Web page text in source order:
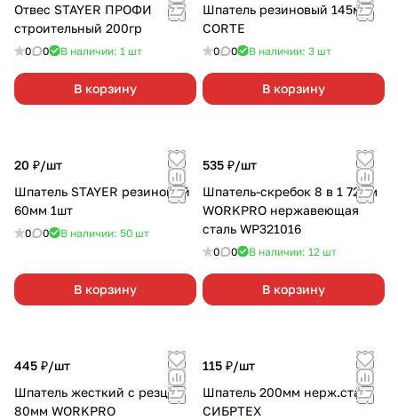
Отвес STAYER ПРОФИ
строительный 200гр
0 0 В наличии: 1 шт
В корзину
Шпатель резиновый 145мм
CORTE
0 0 В наличии: 3 шт
В корзину
20 ₽/шт
Шпатель STAYER резиновый
60мм 1шт
0 0 В наличии: 50 шт
В корзину
535 ₽/шт
Шпатель-скребок 8 в 1 72мм
WORKPRO нержавеющая
сталь WP321016
0 0 В наличии: 12 шт
В корзину
445 ₽/шт
Шпатель жесткий с резцом
80мм WORKPRO
115 ₽/шт
Шпатель 200мм нерж.сталь
СИБРТЕХ